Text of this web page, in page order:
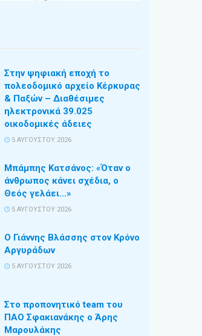
Στην ψηφιακή εποχή το
πολεοδομικό αρχείο Κέρκυρας
& Παξών – Διαθέσιμες
ηλεκτρονικά 39.025
οικοδομικές άδειες
5 ΑΥΓΟΎΣΤΟΥ 2026
Μπάμπης Κατσάνος: «Όταν ο
άνθρωπος κάνει σχέδια, ο
Θεός γελάει…»
5 ΑΥΓΟΎΣΤΟΥ 2026
Ο Γιάννης Βλάσσης στον Κρόνο
Αργυράδων
5 ΑΥΓΟΎΣΤΟΥ 2026
Στο προπονητικό team του
ΠΑΟ Σφακιανάκης ο Άρης
Μαρουλάκης